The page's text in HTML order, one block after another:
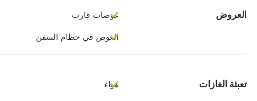
العروض غوصات قارب
الغوص في حطام السفن
تعبئة الغازات هواء